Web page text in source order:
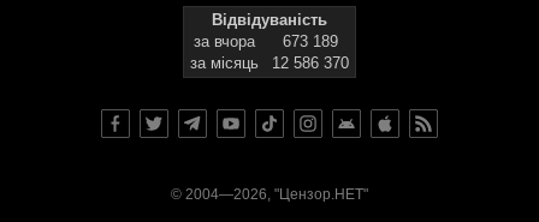
Відвідуваність
за вчора
673 189
за місяць
12 586 370
© 2004—2026, "Цензор.НЕТ"